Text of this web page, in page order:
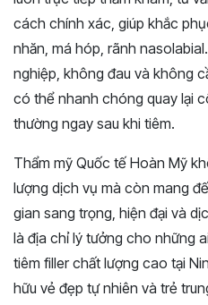
cách chính xác, giúp khắc
nhăn, má hóp, rãnh
nghiệp, không đau và không
có thể nhanh chóng quay lại
thường ngay sau khi tiêm.
Thẩm mỹ Quốc tế Hoàn Mỹ
lượng dịch vụ mà còn mang
gian sang trọng, hiện đại và
là địa chỉ lý tưởng cho những
tiêm filler chất lượng cao tại
hữu vẻ đẹp tự nhiên và trẻ